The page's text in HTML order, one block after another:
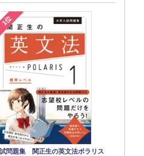
1位
問題集 関正生の英文法ポラリス